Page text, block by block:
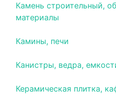
Камень строительный,
материалы
Камины, печи
Канистры, ведра,
Керамическая плитка,